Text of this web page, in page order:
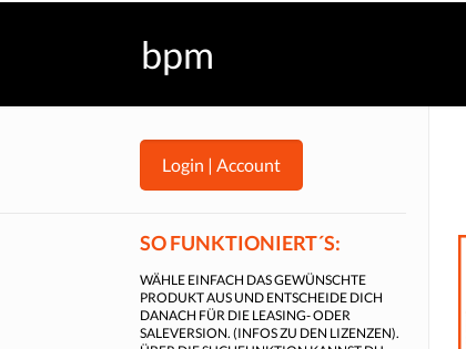
bpm
Login | Account
SO FUNKTIONIERT´S:
WÄHLE EINFACH DAS GEWÜNSCHTE
PRODUKT AUS UND ENTSCHEIDE DICH
DANACH FÜR DIE LEASING- ODER
SALEVERSION. (INFOS ZU DEN LIZENZEN).